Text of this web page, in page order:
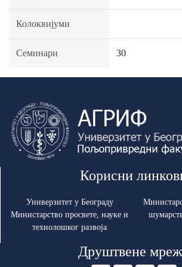
Колоквијуми
Семинари 30
Корисни
Универзитет у Београду
Министарство просвете, науке и
технолошког развоја
Друштвене